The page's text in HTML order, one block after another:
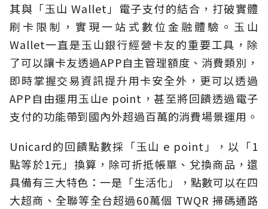
其與「玉山 Wallet」電子支付的結合，打破實體
刷卡限制，實現一站式數位金融體驗。玉山
Wallet一直是玉山銀行經營卡友的重要工具，除
了可以讓卡友透過APP自主管理額度、消費類別，
即時掌握交易資訊提升用卡安全外，更可以透過
APP自由運用玉山e point，甚至將回饋透過電子
支付的功能帶到國內外超過百萬的消費場景運用。
Unicard的回饋點數採「玉山 e point」，以「1
點等於1元」換算，除可折抵帳單、兌換商品，還
具備有三大特色：一是「生活化」，點數可以在四
大超商、全聯等全台超過60萬個 TWQR 掃碼通路